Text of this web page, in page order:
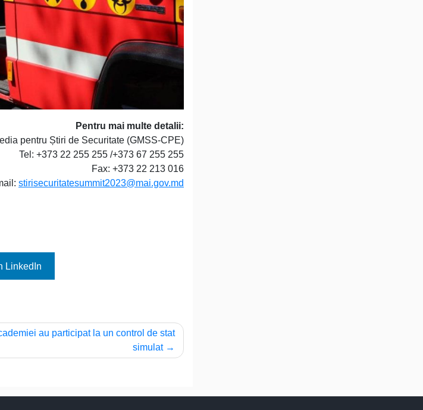
Pentru mai multe detalii:
pentru Știri de Securitate (GMSS-CPE)
Tel: +373 22 255 255 /+373 67 255 255
Fax: +373 22 213 016
stirisecuritatesummit2023@mai.gov.md
LinkedIn
au participat la un control de stat
simulat